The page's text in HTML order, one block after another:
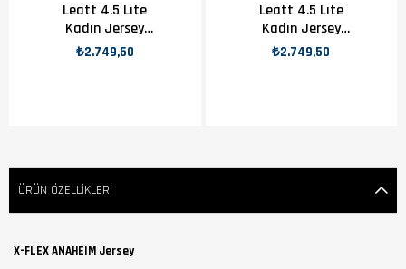
Leatt 4.5 Lıte
Kadın Jersey
Marıne
₺2.749,50
Leatt 4.5 Lıte
Kadın Jersey
Sunburn
₺2.749,50
ÜRÜN ÖZELLIKLERI
X-FLEX ANAHEIM Jersey